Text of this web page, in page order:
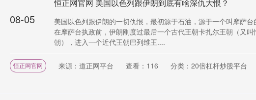
08-05
恒正网官网 美国以色列跟伊朗到底有啥深仇大恨？
美国以色列跟伊朗的一切仇恨，最初源于石油，源于一个叫摩萨台
在摩萨台执政前，伊朗刚度过最后一个古代王朝卡扎尔王朝（又叫
朝），进入一个近代王朝巴列维王....
恒正网官网 来源：道正网平台 查看：116 分类：20倍杠杆炒股平台